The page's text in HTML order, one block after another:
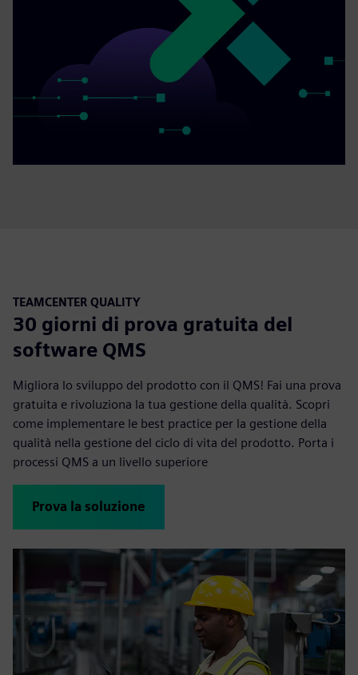
TEAMCENTER QUALITY
30 giorni di prova gratuita del
software QMS
Migliora lo sviluppo del prodotto con il QMS! Fai una prova
gratuita e rivoluziona la tua gestione della qualità. Scopri
come implementare le best practice per la gestione della
qualità nella gestione del ciclo di vita del prodotto. Porta i
processi QMS a un livello superiore
Prova la soluzione